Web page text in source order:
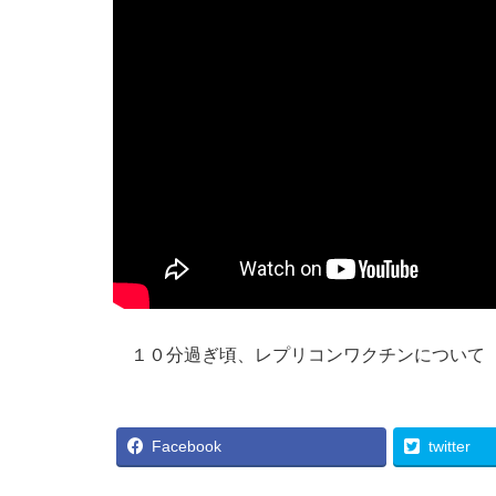
１０分過ぎ頃、レプリコンワクチンについて
Facebook twitter